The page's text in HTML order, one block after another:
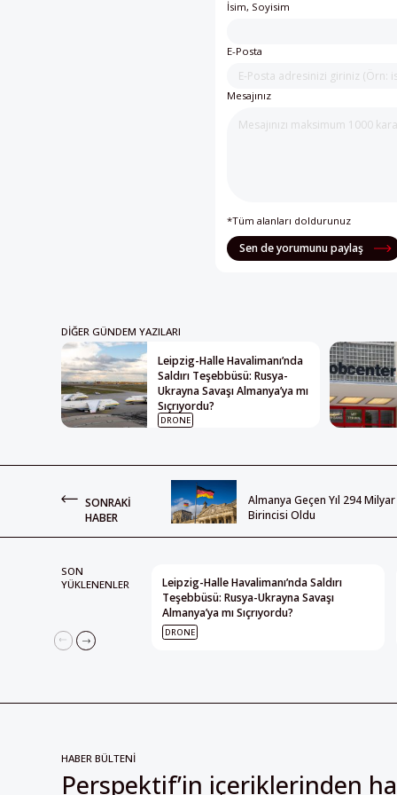
İsim, Soyisim
E-Posta
Mesajınız
*Tüm alanları doldurunuz
Sen de yorumunu paylaş
DIĞER GÜNDEM YAZILARI
Leipzig-Halle Havalimanı’nda
Saldırı Teşebbüsü: Rusya-
Ukrayna Savaşı Almanya’ya mı
Sıçrıyordu?
DRONE
SONRAKI
HABER
Almanya Geçen Yıl 294
Birincisi Oldu
SON
YÜKLENENLER
Leipzig-Halle Havalimanı’nda Saldırı
Teşebbüsü: Rusya-Ukrayna Savaşı
Almanya’ya mı Sıçrıyordu?
DRONE
HABER BÜLTENİ
Perspektif’in içeriklerinden